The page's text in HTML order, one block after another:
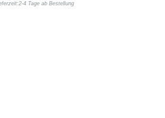
2-4 Tage ab Bestellung